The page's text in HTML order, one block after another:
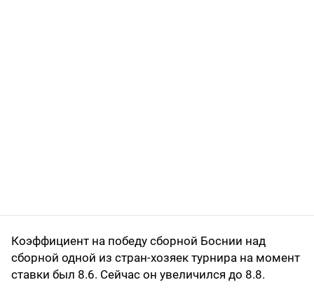
Коэффициент на победу сборной Боснии над
сборной одной из стран-хозяек турнира на момент
ставки был 8.6. Сейчас он увеличился до 8.8.